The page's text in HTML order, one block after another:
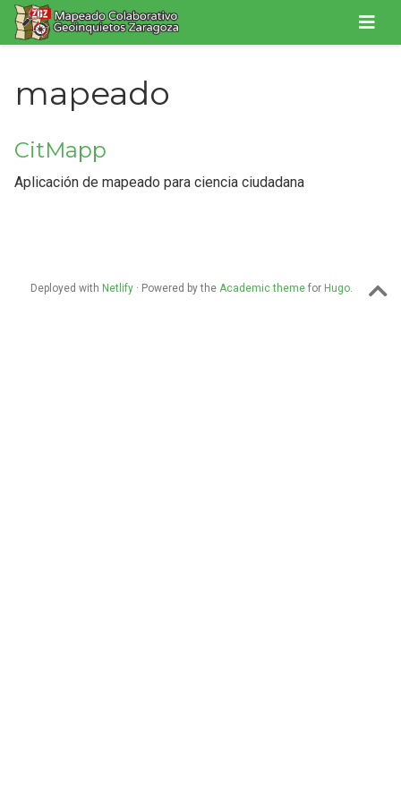
mapeado
CitMapp
Aplicación de mapeado para ciencia ciudadana
Deployed with Netlify· Powered by the Academic themefor Hugo.